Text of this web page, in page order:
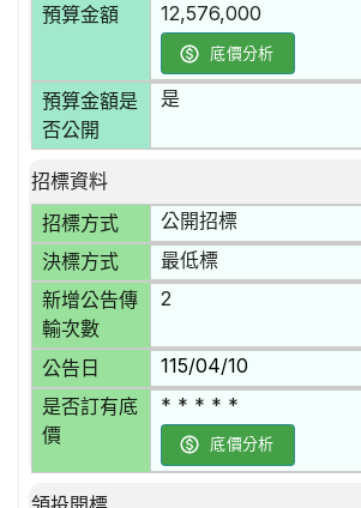
預算金額 12,576,000
底價分析
預算金額是
否公開
是
招標資料
招標方式
公開招標
決標方式 最低標
新增公告傳
輸次數
2
公告日 115/04/10
是否訂有底
價
* * * * *
底價分析